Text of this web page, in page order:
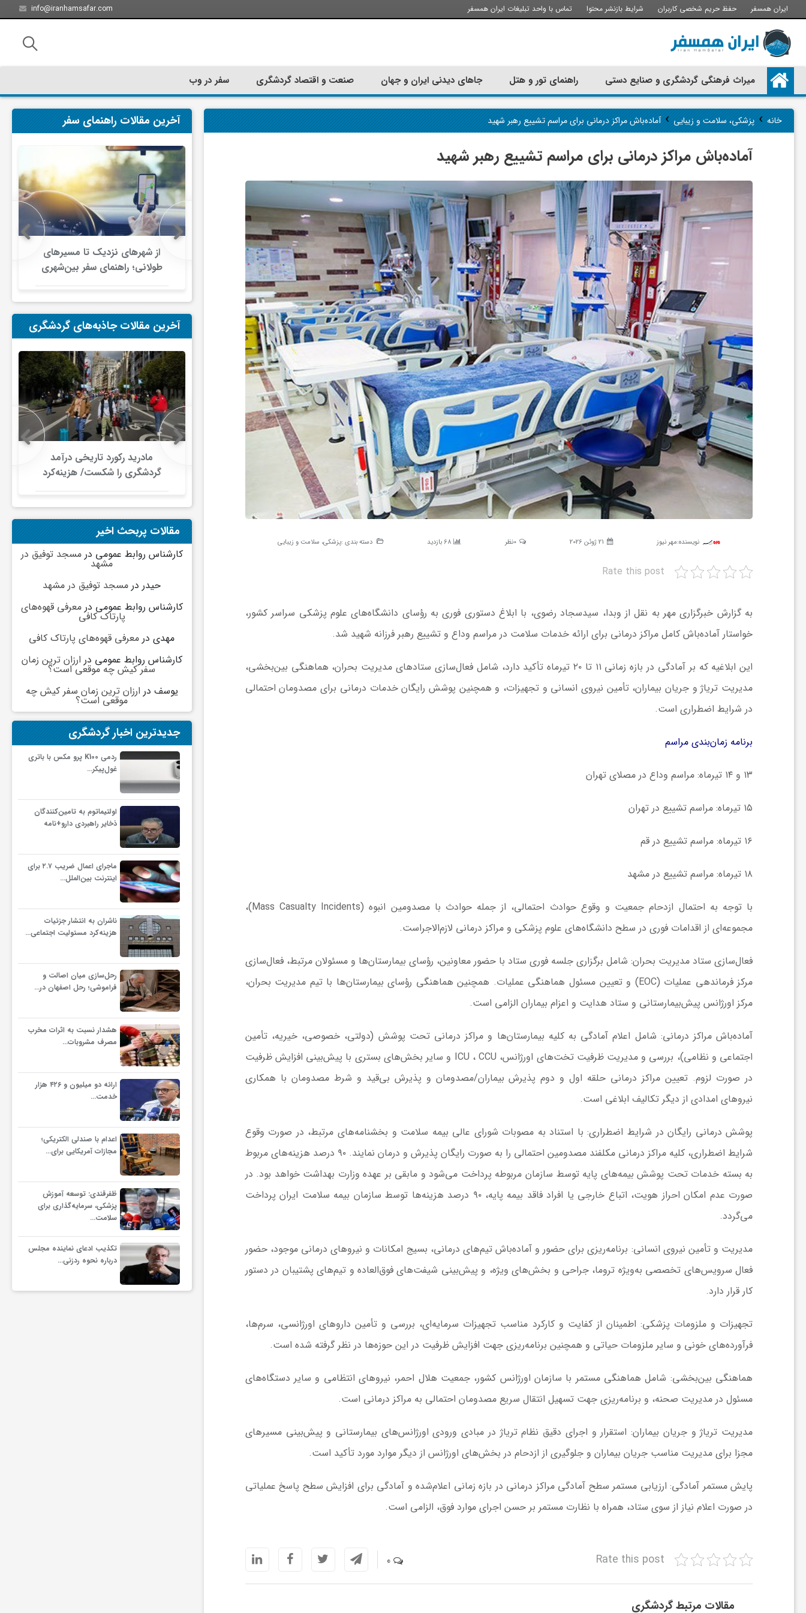
ایران همسفر حفظ حریم شخصی کاربران شرایط بازنشر محتوا تماس با واحد تبلیغات ایران همسفر info@iranhamsafar.com
م
ی
میراث فرهنگی گردشگری و صنایع دستی راهنمای تور و هتل جاهای دیدنی ایران و جهان صنعت و اقتصاد گردشگری سفر در وب
خانه›پزشکی، سلامت و زیبایی›آماده‌باش مراکز درمانی برای مراسم تشییع رهبر شهید
آماده‌باش مراکز درمانی برای مراسم تشییع رهبر شهید
نویسنده:مهر نیوز 21 ژوئن 2026 0نظر 68 بازدید دسته بندی :پزشکی، سلامت و زیبایی
Rate this post
به گزارش خبرگزاری مهر به نقل از وبدا، سیدسجاد رضوی، با ابلاغ دستوری فوری به رؤسای دانشگاه‌های علوم پزشکی سراسر کشور،
خواستار آماده‌باش کامل مراکز درمانی برای ارائه خدمات سلامت در مراسم وداع و تشییع رهبر فرزانه شهید شد.
این ابلاغیه که بر آمادگی در بازه زمانی ۱۱ تا ۲۰ تیرماه تأکید دارد، شامل فعال‌سازی ستادهای مدیریت بحران، هماهنگی بین‌بخشی،
مدیریت تریاژ و جریان بیماران، تأمین نیروی انسانی و تجهیزات، و همچنین پوشش رایگان خدمات درمانی برای مصدومان احتمالی
در شرایط اضطراری است.
برنامه زمان‌بندی مراسم
۱۳ و ۱۴ تیرماه: مراسم وداع در مصلای تهران
۱۵ تیرماه: مراسم تشییع در تهران
۱۶ تیرماه: مراسم تشییع در قم
۱۸ تیرماه: مراسم تشییع در مشهد
با توجه به احتمال ازدحام جمعیت و وقوع حوادث احتمالی، از جمله حوادث با مصدومین انبوه (Mass Casualty Incidents)،
مجموعه‌ای از اقدامات فوری در سطح دانشگاه‌های علوم پزشکی و مراکز درمانی لازم‌الاجراست.
فعال‌سازی ستاد مدیریت بحران:شامل برگزاری جلسه فوری ستاد با حضور معاونین، رؤسای بیمارستان‌ها و مسئولان مرتبط، فعال‌سازی
مرکز فرماندهی عملیات (EOC) و تعیین مسئول هماهنگی عملیات. همچنین هماهنگی رؤسای بیمارستان‌ها با تیم مدیریت بحران،
مرکز اورژانس پیش‌بیمارستانی و ستاد هدایت و اعزام بیماران الزامی است.
آماده‌باش مراکز درمانی: شامل اعلام آمادگی به کلیه بیمارستان‌ها و مراکز درمانی تحت پوشش (دولتی، خصوصی، خیریه، تأمین
اجتماعی و نظامی)، بررسی و مدیریت ظرفیت تخت‌های اورژانس، ICU ، CCU و سایر بخش‌های بستری با پیش‌بینی افزایش ظرفیت
در صورت لزوم. تعیین مراکز درمانی حلقه اول و دوم پذیرش بیماران/مصدومان و پذیرش بی‌قید و شرط مصدومان با همکاری
نیروهای امدادی از دیگر تکالیف ابلاغی است.
پوشش درمانی رایگان در شرایط اضطراری:با استناد به مصوبات شورای عالی بیمه سلامت و بخشنامه‌های مرتبط، در صورت وقوع
شرایط اضطراری، کلیه مراکز درمانی مکلفند مصدومین احتمالی را به صورت رایگان
پذیرش و درمان نمایند. ۹۰ درصد هزینه‌های مربوط
به بسته خدمات تحت پوشش بیمه‌های پایه توسط سازمان مربوطه پرداخت می‌شود و مابقی بر عهده وزارت بهداشت خواهد بود. در
صورت عدم امکان احراز هویت، اتباع خارجی یا افراد فاقد بیمه پایه، ۹۰ درصد هزینه‌ها توسط سازمان بیمه سلامت ایران پرداخت
می‌گردد.
مدیریت و تأمین نیروی انسانی: برنامه‌ریزی برای حضور و آماده‌باش تیم‌های درمانی، بسیج امکانات و نیروهای درمانی موجود، حضور
فعال سرویس‌های تخصصی به‌ویژه تروما، جراحی و بخش‌های ویژه، و پیش‌بینی شیفت‌های فوق‌العاده و تیم‌های پشتیبان در دستور
کار قرار دارد.
تجهیزات و ملزومات پزشکی: اطمینان از کفایت و کارکرد مناسب تجهیزات سرمایه‌ای، بررسی و تأمین داروهای اورژانسی، سرم‌ها،
فرآورده‌های خونی و سایر ملزومات حیاتی و همچنین برنامه‌ریزی جهت افزایش ظرفیت در این حوزه‌ها در نظر گرفته شده است.
هماهنگی بین‌بخشی: شامل هماهنگی مستمر با سازمان اورژانس کشور، جمعیت هلال احمر، نیروهای انتظامی و سایر دستگاه‌های
مسئول در مدیریت صحنه، و برنامه‌ریزی جهت تسهیل انتقال سریع مصدومان احتمالی به مراکز درمانی است.
مدیریت تریاژ و جریان بیماران:استقرار و اجرای دقیق نظام تریاژ در مبادی ورودی اورژانس‌های بیمارستانی و پیش‌بینی مسیرهای
مجزا برای مدیریت مناسب جریان بیماران و جلوگیری از ازدحام در بخش‌های اورژانس از دیگر موارد مورد تأکید است.
پایش مستمر آمادگی:ارزیابی مستمر سطح آمادگی مراکز درمانی در بازه زمانی اعلام‌شده و آمادگی برای افزایش سطح پاسخ عملیاتی
در صورت اعلام نیاز از سوی ستاد، همراه با نظارت مستمر بر حسن اجرای موارد فوق، الزامی است.
Rate this post
0
مقالات مرتبط گردشگری
آخرین مقالات راهنمای سفر
تجربه سفر با اتوبوس به استانبول؛
راهنمای سفرکامل
ارزان ترین زمان سفر کیش چه
موقعی است؟
از شهرهای نزدیک تا مسیرهای
طولانی؛ راهنمای سفر بین‌شهری
در ایران
آخرین مقالات جاذبه‌های گردشگری
مسجد توفیق در مشهد
سرمایه‌گذاری جهانی در گردشگری
از مرز یک تریلیون دلار گذشت/
WTTC: آینده صنعت سفر با
شتاب سرمایه‌گذاری جهانی
تضمین می‌شود
مادرید رکورد تاریخی درآمد
گردشگری را شکست/ هزینه‌کرد
گردشگران خارجی از ۱۰ میلیارد
مقالات پربحث اخیر
کارشناس روابط عمومی درمسجد توفیق در
مشهد
حیدردر مسجد توفیق در مشهد
کارشناس روابط عمومی درمعرفی قهوه‌های
پارتاک کافی
مهدیدر معرفی قهوه‌های پارتاک کافی
کارشناس روابط عمومی در ارزان ترین زمان
سفر کیش چه موقعی است؟
یوسف در ارزان ترین زمان سفر کیش چه
موقعی است؟
جدیدترین اخبار گردشگری
ردمی K100 پرو مکس با باتری
غول‌پیکر…
اولتیماتوم به تامین‌کنندگان
ذخایر راهبردی دارو+نامه
ماجرای اعمال ضریب ۲.۷ برای
اینترنت بین‌الملل…
ناشران به انتشار جزئیات
هزینه‌کرد مسئولیت اجتماعی…
رحل‌سازی میان اصالت و
فراموشی؛ رحل اصفهان در…
هشدار نسبت به اثرات مخرب
مصرف مشروبات…
ارائه دو میلیون و ۴۲۶ هزار
خدمت…
اعدام با صندلی الکتریکی؛
مجازات آمریکایی برای…
ظفرقندی: توسعه آموزش
پزشکی، سرمایه‌گذاری برای
سلامت…
تکذیب ادعای نماینده مجلس
درباره نحوه ردزنی…